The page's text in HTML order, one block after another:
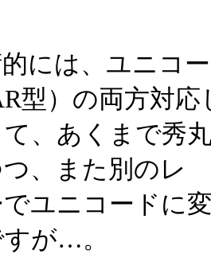
には、ユニコ
型）の両方対応
て、あくまで秀
、また別のレ
ユニコードに
が…。